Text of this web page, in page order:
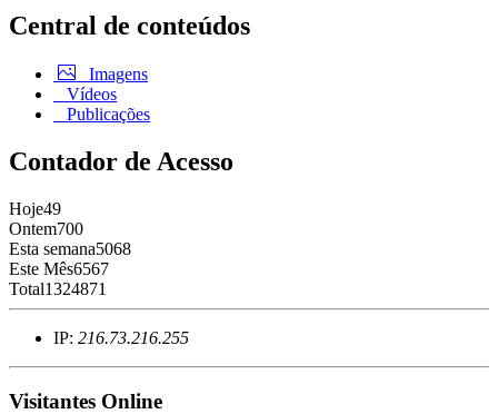
Central de conteúdos
Imagens
Vídeos
Publicações
Contador de Acesso
Hoje49
Ontem700
Esta semana5068
Este Mês6567
Total1324871
IP: 216.73.216.255
Visitantes Online